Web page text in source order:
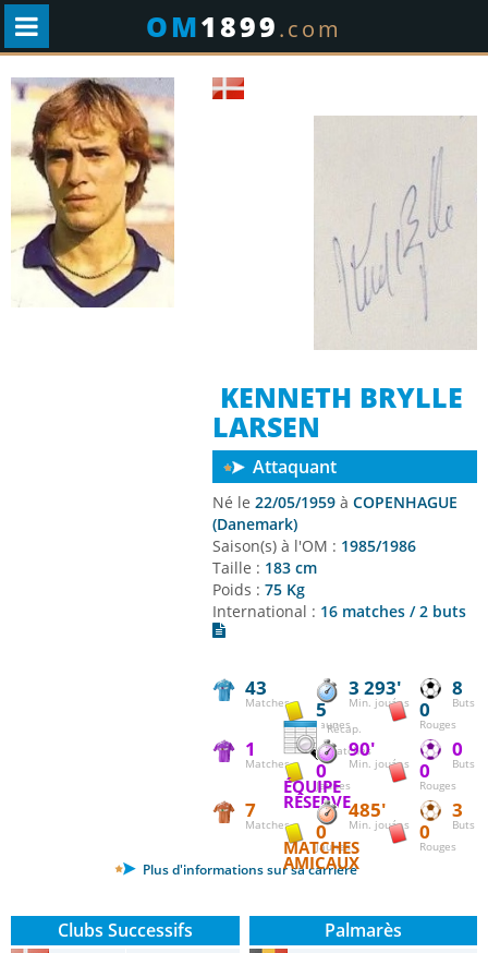
OM1899.com
KENNETH BRYLLE
LARSEN
Attaquant
Né le 22/05/1959 à COPENHAGUE
(Danemark)
Saison(s) à l'OM : 1985/1986
Taille : 183 cm
Poids : 75 Kg
International : 16 matches / 2 buts
43
Matches
3 293'
Min. jouées
8
Buts
5
Jaunes
0
Rouges
Récap.
matches
1
Matches
90'
Min. jouées
0
Buts
0
Jaunes
0
Rouges
ÉQUIPE
RÉSERVE
7
Matches
485'
Min. jouées
3
Buts
0
Jaunes
0
Rouges
MATCHES
AMICAUX
Plus d'informations sur sa carrière
Clubs Successifs Palmarès